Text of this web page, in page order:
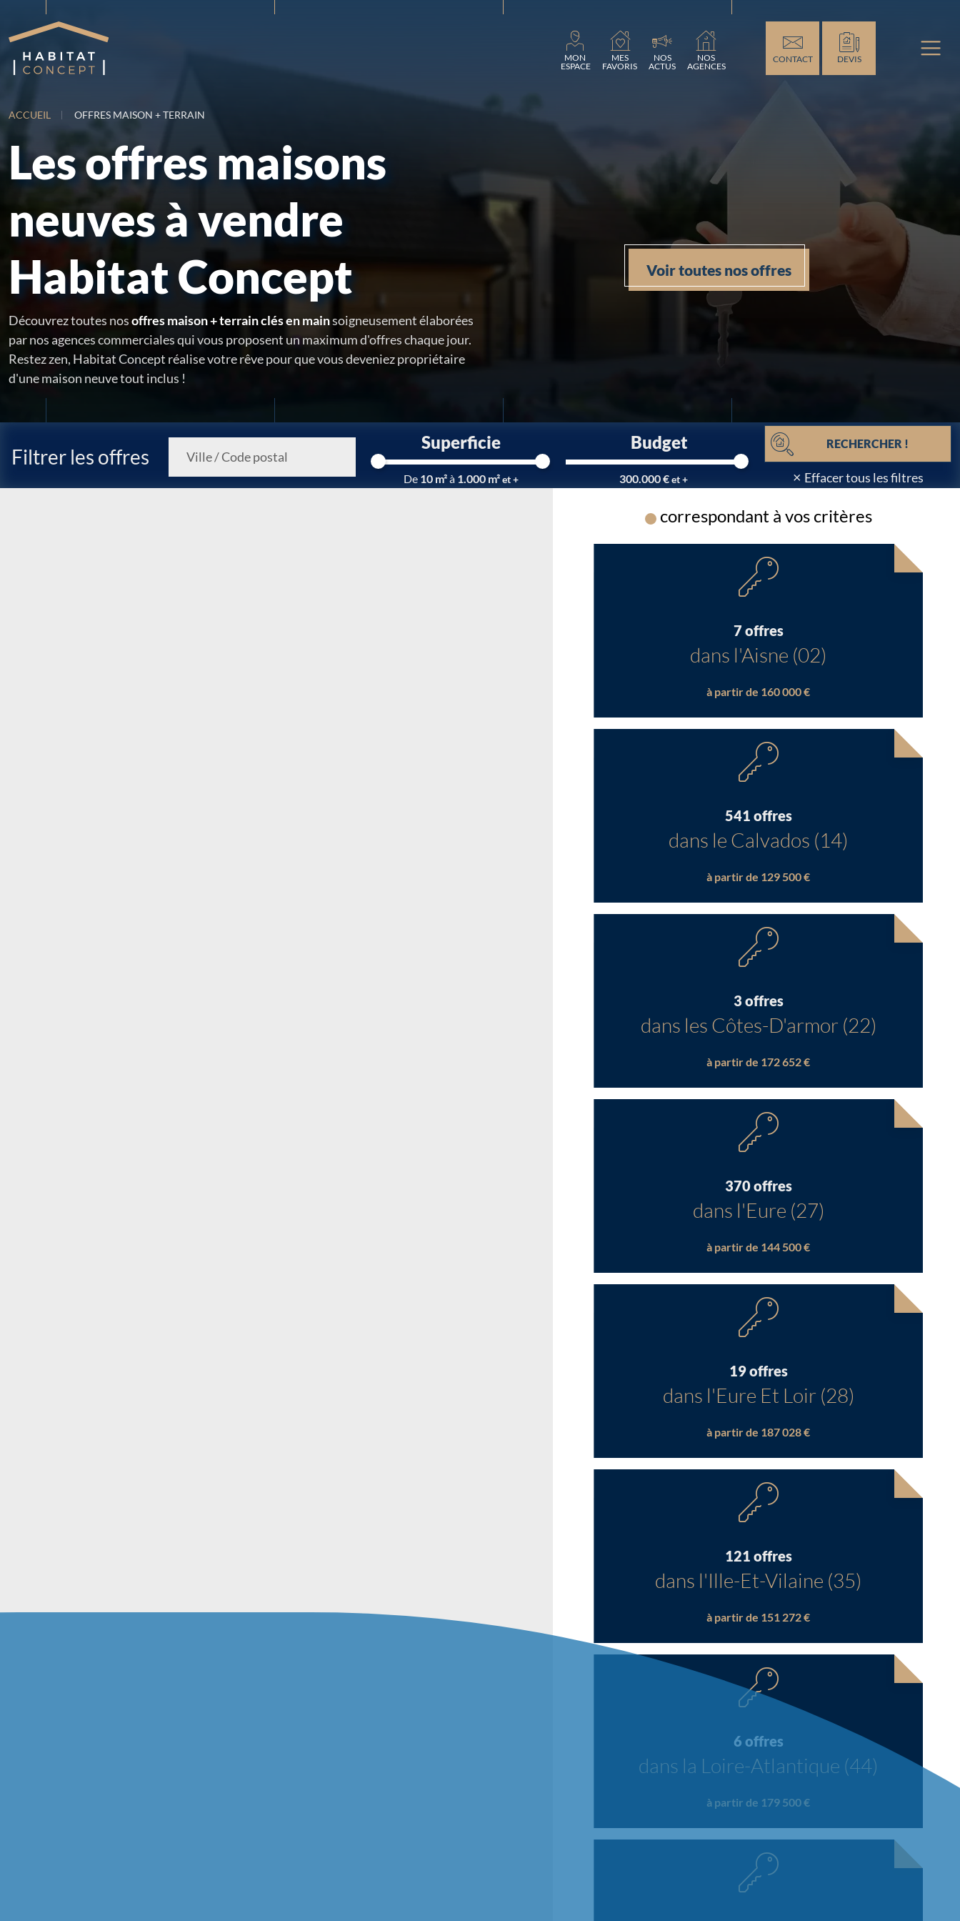
MON
ESPACE
Chargement...
MES
FAVORIS
NOS
ACTUS
NOS
AGENCES
CONTACT DEVIS
ACCUEIL OFFRES MAISON + TERRAIN
Les offres maisons
neuves à vendre
Habitat Concept
Découvrez toutes nosoffres maison + terrain clés en mainsoigneusement élaborées
par nos agences commerciales qui vous proposent un maximum d'offres chaque jour.
Restez zen, Habitat Concept réalise votre rêve pour que vous deveniez propriétaire
d'une maison neuve tout inclus !
Voir toutes nos offres
Filtrer les offres
Superficie
De 10 m²à 1.000 m²et +
Budget
300.000 €et +
RECHERCHER !
× Effacer tous les filtres
Chargement...
correspondant à vos critères
7 offres
dans l'Aisne (02)
à partir de 160 000 €
541 offres
dans le Calvados (14)
à partir de 129 500 €
3 offres
dans les Côtes-D'armor (22)
à partir de 172 652 €
370 offres
dans l'Eure (27)
à partir de 144 500 €
19 offres
dans l'Eure Et Loir (28)
à partir de 187 028 €
121 offres
dans l'Ille-Et-Vilaine (35)
à partir de 151 272 €
6 offres
dans la Loire-Atlantique (44)
à partir de 179 500 €